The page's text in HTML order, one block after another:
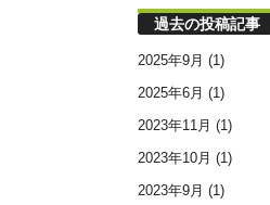
過去の投稿記事
2025年9月 (1)
2025年6月 (1)
2023年11月 (1)
2023年10月 (1)
2023年9月 (1)